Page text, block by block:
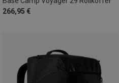
266,95 €